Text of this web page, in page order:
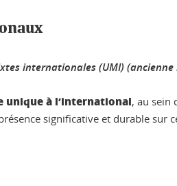
internationales (UMI) (ancienne
à l’international, au sein
significative et durable sur